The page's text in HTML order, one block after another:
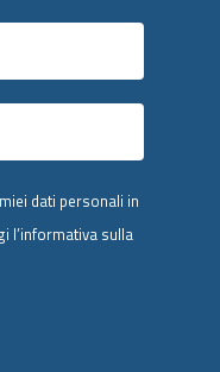
dati personali in
l’informativa sulla